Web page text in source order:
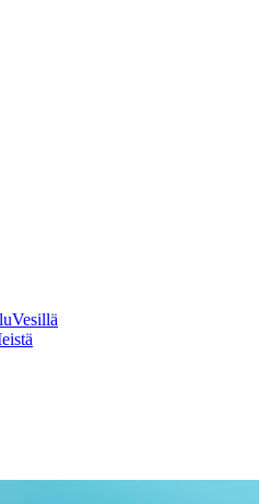
Vesillä